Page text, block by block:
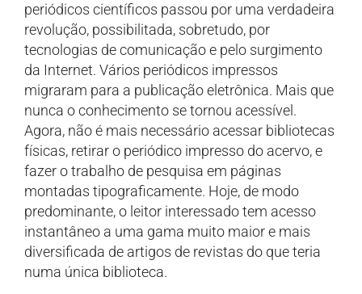
periódicos científicos passou por uma verdadeira
revolução, possibilitada, sobretudo, por
tecnologias de comunicação e pelo surgimento
da Internet. Vários periódicos impressos
migraram para a publicação eletrônica. Mais que
nunca o conhecimento se tornou acessível.
Agora, não é mais necessário acessar bibliotecas
físicas, retirar o periódico impresso do acervo, e
fazer o trabalho de pesquisa em páginas
montadas tipograficamente. Hoje, de modo
predominante, o leitor interessado tem acesso
instantâneo a uma gama muito maior e mais
diversificada de artigos de revistas do que teria
numa única biblioteca.